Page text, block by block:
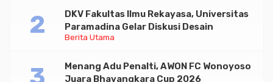
Berita Utama
DKV Fakultas Ilmu Rekayasa, Universitas
Paramadina Gelar Diskusi Desain
Menang Adu Penalti, AWON FC Wonoyoso
Juara Bhayangkara Cup 2026